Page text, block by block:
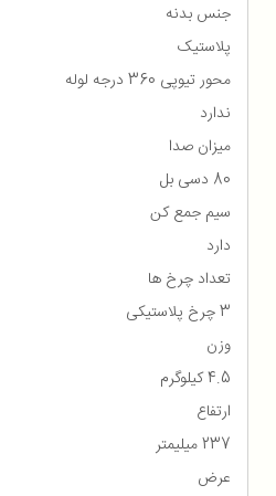
جنس بدنه
پلاستیک
محور تیوپی 360 درجه لوله
ندارد
میزان صدا
80 دسی بل
سیم جمع کن
دارد
تعداد چرخ ها
3 چرخ پلاستیکی
وزن
4.5 کیلوگرم
ارتفاع
237 میلیمتر
عرض